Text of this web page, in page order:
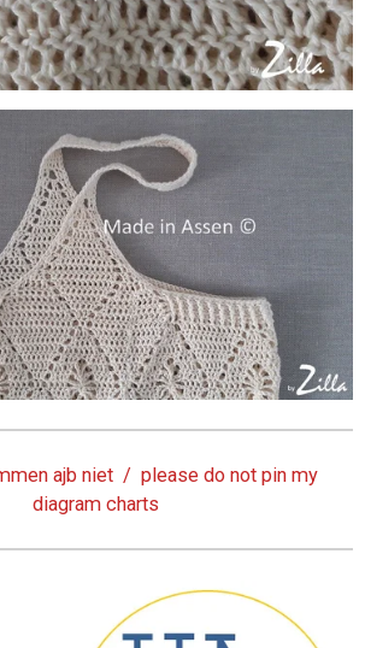
ajb niet / please do not pin my
diagram charts